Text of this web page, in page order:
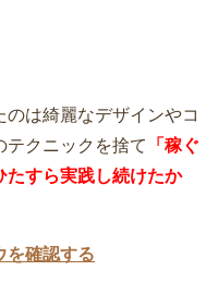
は綺麗なデザインやコ
テクニックを捨て
「稼ぐ
たすら実践し続けたか
を確認する